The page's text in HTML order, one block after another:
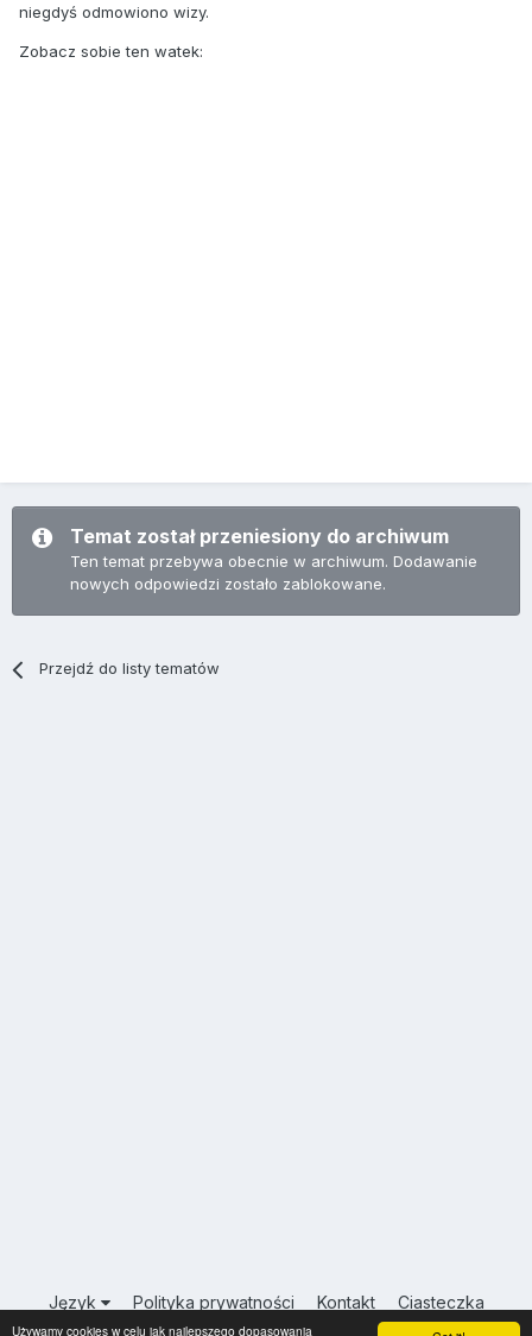
Używamy cookies w celu jak najlepszego dopasowania
niegdyś odmowiono wizy.
Zobacz sobie ten watek:
Temat został przeniesiony do archiwum
Ten temat przebywa obecnie w archiwum. Dodawanie
nowych odpowiedzi zostało zablokowane.
Przejdź do listy tematów
Język Polityka prywatności Kontakt Ciasteczka
USA.INFO.PL